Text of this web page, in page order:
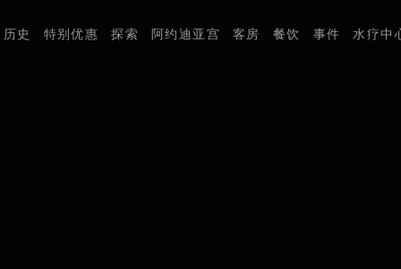
历史 特别优惠 探索 阿约迪亚宫 客房 餐饮 事件 水疗中